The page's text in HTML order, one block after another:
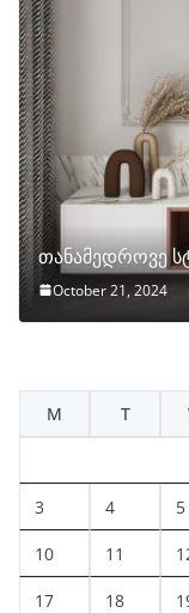
თანამედროვე
October 21, 2024
M
T
3 4 5
10 11
17 18